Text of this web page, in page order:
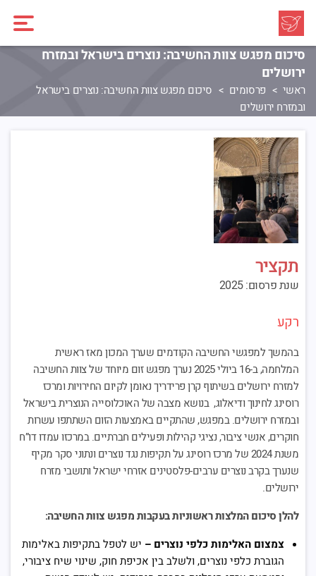
סיכום מפגש צוות החשיבה: נוצרים בישראל ובמזרח
ירושלים
ראשי פרסומים
סיכום מפגש צוות החשיבה: נוצרים בישראל
ובמזרח ירושלים
תקציר
שנת פרסום: 2025
רקע
בהמשך למפגשי החשיבה הקודמים שערך המכון מאז ראשית
המלחמה, ב-16 ביולי 2025 נערך מפגש זום מיוחד של צוות החשיבה
למזרח ירושלים בשיתוף קרן פרידריך נאומן לקיום החירויות ומרכז
רוסינג לחינוך ודיאלוג, בנושא מצבה של האוכלוסייה הנוצרית בישראל
ובמזרח ירושלים. במפגש, שהתקיים באמצעות הזום השתתפו עשרות
חוקרים, אנשי ציבור, נציגי קהילות ופעילים חברתיים. במרכזו עמדו דו”ח
משנת 2024 של מרכז רוסינג על תקיפות נגד נוצרים ונתוני סקר מקיף
שנערך בקרב נוצרים ערבים-פלסטינים אזרחי ישראל ותושבי מזרח
ירושלים.
להלן סיכום המלצות ראשוניות בעקבות מפגש צוות החשיבה:
צמצום האלימות כלפי נוצרים – יש לטפל בתקיפות באלימות
הגוברת כלפי נוצרים, ולשלב בין אכיפת חוק, שינוי שיח ציבורי,